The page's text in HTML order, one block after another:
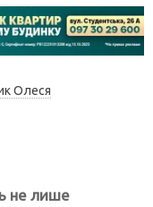
Олеся
не лише